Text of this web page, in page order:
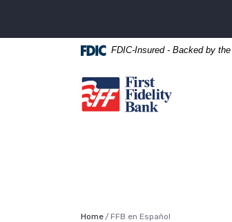
to
Reader
FDIC-Insured - Backed by
First Fidelity Bank
Home FFB en Español